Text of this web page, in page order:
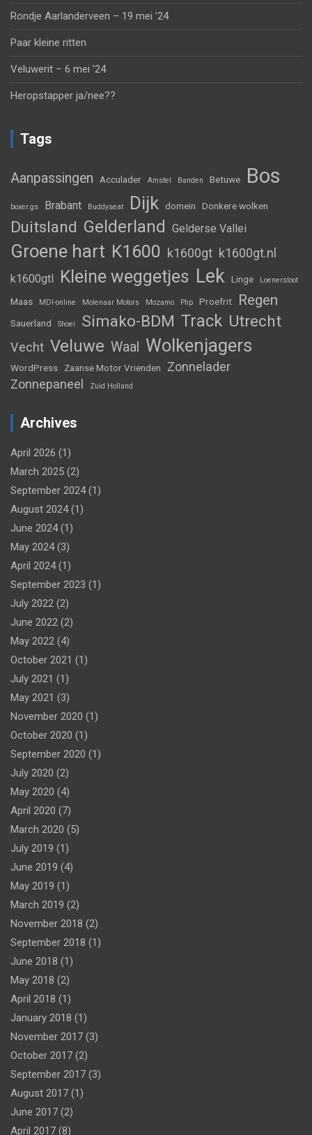
Rondje Aarlanderveen – 19 mei ’24
Paar kleine ritten
Veluwerit – 6 mei ’24
Heropstapper ja/nee??
Tags
Aanpassingen Acculader Amstel Banden Betuwe Bos
boxer.gs Brabant Buddyseat Dijk domein Donkere wolken
Duitsland Gelderland Gelderse Vallei
Groene hart K1600 k1600gt k1600gt.nl
k1600gtl Kleine weggetjes Lek Linge Loenersloot
Maas MDI-online Molenaar Motors Mozamo Php Proefrit Regen
Sauerland Shoei Simako-BDM Track Utrecht
Vecht Veluwe Waal Wolkenjagers
WordPress Zaanse Motor Vrienden
Zonnelader
Zonnepaneel
Zuid Holland
Archives
April 2026 (1)
March 2025 (2)
September 2024(1)
August 2024(1)
June 2024(1)
May 2024(3)
April 2024(1)
September 2023 (1)
July 2022 (2)
June 2022 (2)
May 2022 (4)
October 2021 (1)
July 2021 (1)
May 2021 (3)
November 2020 (1)
October 2020 (1)
September 2020 (1)
July 2020 (2)
May 2020 (4)
April 2020 (7)
March 2020 (5)
July 2019 (1)
June 2019 (4)
May 2019 (1)
March 2019 (2)
November 2018 (2)
September 2018 (1)
June 2018 (1)
May 2018 (2)
April 2018 (1)
January 2018 (1)
November 2017 (3)
October 2017 (2)
September 2017 (3)
August 2017 (1)
June 2017 (2)
April 2017 (8)